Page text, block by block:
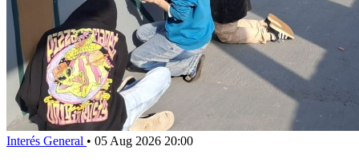
Interés General • 05 Aug 2026 20:00